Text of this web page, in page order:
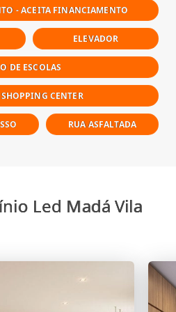
- ACEITA FINANCIAMENTO
ELEVADOR
DE ESCOLAS
CENTER
RUA ASFALTADA
Led Madá Vila